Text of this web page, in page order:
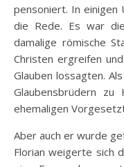
pensoniert. In einigen
die Rede. Es war
damalige römische
Christen ergreifen
Glauben lossagten.
Glaubensbrüdern zu
ehemaligen
Aber auch er wurde
Florian weigerte sich